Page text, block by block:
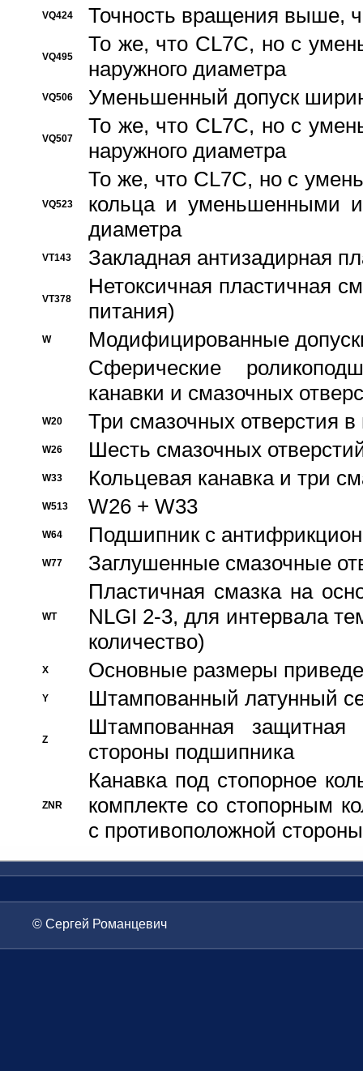
VQ424 Точность вращения выше,
VQ495
То же, что CL7C, но с
наружного диаметра
VQ506 Уменьшенный допуск
VQ507
То же, что CL7C, но с
наружного диаметра
VQ523
То же, что CL7C, но с
кольца и уменьшенными
диаметра
VT143 Закладная антизадирная
VT378
Нетоксичная пластичная
питания)
W
Модифицированные
Сферические
канавки и смазочных
W20 Три смазочных отверстия
W26 Шесть смазочных
W33 Кольцевая канавка и три
W513 W26 + W33
W64 Подшипник с
W77 Заглушенные смазочные
WT
Пластичная смазка на
NLGI 2-3, для интервала
количество)
X Основные размеры
Y Штампованный латунный
Z
Штампованная
стороны подшипника
ZNR
Канавка под стопорное
комплекте со стопорным
с противоположной стороны
© Сергей Романцевич